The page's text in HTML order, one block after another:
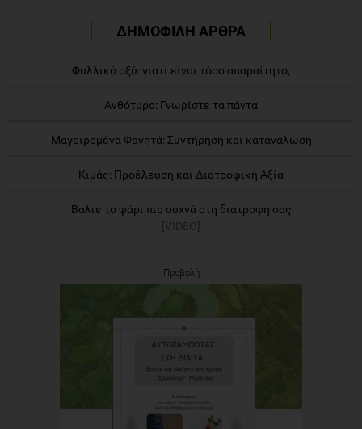
ΔΗΜΟΦΙΛΗ ΑΡΘΡΑ
Φυλλικό οξύ: γιατί είναι τόσο απαραίτητο;
Ανθότυρο: Γνωρίστε τα πάντα
Μαγειρεμένα Φαγητά: Συντήρηση και κατανάλωση
Κιμάς: Προέλευση και Διατροφική Αξία
Βάλτε το ψάρι πιο συχνά στη διατροφή σας
[VIDEO]
Προβολή